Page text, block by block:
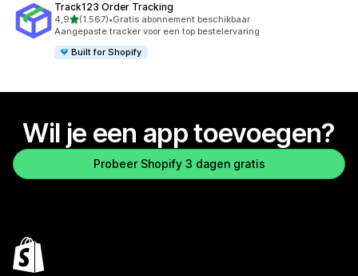
Track123 Order Tracking
4,9van 5 sterren
(1.567)
1567 recensies in totaal
•Gratis abonnement beschikbaar
Aangepaste tracker voor een top bestelervaring
Built for Shopify
Wil je een app toevoegen?
Probeer Shopify 3 dagen gratis